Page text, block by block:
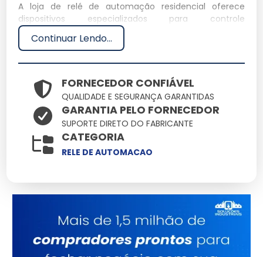
A loja de relé de automação residencial oferece
dispositivos especializados para controle
automatizado de sistemas domésticos. Esses relés
são fundamentais para gerenciar iluminação,
Especificações Técnicas
Dimensões: 10 x 5 x 3 cm
Peso: 0,2 kg
Material: Plástico ABS
Capacidade: 10A
Voltagem: 220V
Características e Benefícios
Economia de Energia: Reduz o consumo elétrico em
Segurança: Proteção contra sobrecarga elétrica.
Facilidade de Programação: Interface intuitiva para
Continuar Lendo...
FORNECEDOR CONFIÁVEL
QUALIDADE E SEGURANÇA GARANTIDAS
GARANTIA PELO FORNECEDOR
SUPORTE DIRETO DO FABRICANTE
CATEGORIA
RELE DE AUTOMACAO